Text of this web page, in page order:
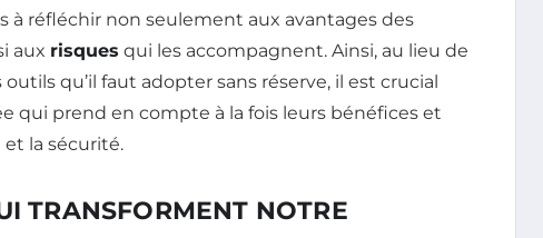
à réfléchir non seulement aux avantages des
aux risques qui les accompagnent. Ainsi, au lieu de
qu’il faut adopter sans réserve, il est crucial
qui prend en compte à la fois leurs bénéfices et
la sécurité.
TRANSFORMENT NOTRE